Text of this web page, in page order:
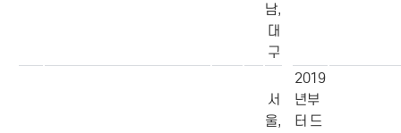
남,
대
구
서
울,
2019
년부
터 드